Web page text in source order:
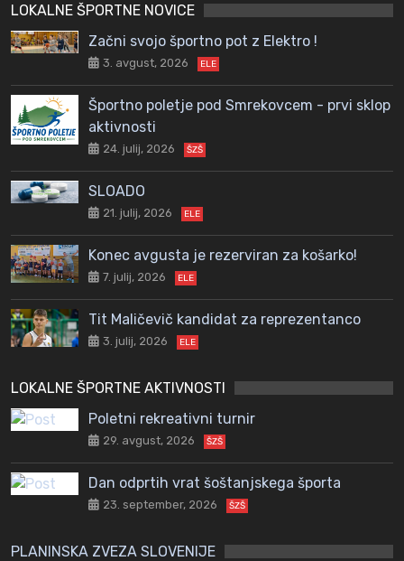
LOKALNE ŠPORTNE NOVICE
Začni svojo športno pot z Elektro !
3. avgust, 2026 ELE
Športno poletje pod Smrekovcem - prvi sklop
aktivnosti
24. julij, 2026 ŠZŠ
SLOADO
21. julij, 2026 ELE
Konec avgusta je rezerviran za košarko!
7. julij, 2026 ELE
Tit Maličevič kandidat za reprezentanco
3. julij, 2026 ELE
LOKALNE ŠPORTNE AKTIVNOSTI
Poletni rekreativni turnir
29. avgust, 2026 ŠZŠ
Dan odprtih vrat šoštanjskega športa
23. september, 2026 ŠZŠ
PLANINSKA ZVEZA SLOVENIJE